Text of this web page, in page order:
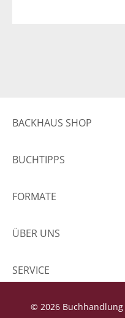
BACKHAUS SHOP
BUCHTIPPS
FORMATE
ÜBER UNS
SERVICE
© 2026 Buchhandlung